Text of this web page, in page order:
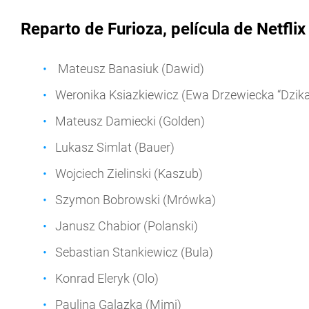
Reparto de Furioza, película de Netflix
Mateusz Banasiuk (Dawid)
Weronika Ksiazkiewicz (Ewa Drzewiecka
Mateusz Damiecki (Golden)
Lukasz Simlat (Bauer)
Wojciech Zielinski (Kaszub)
Szymon Bobrowski (Mrówka)
Janusz Chabior (Polanski)
Sebastian Stankiewicz (Bula)
Konrad Eleryk (Olo)
Paulina Galazka (Mimi)